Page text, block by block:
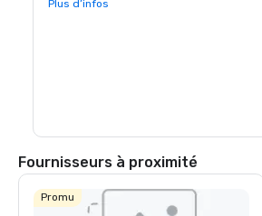
suspension bridge is known for its
Plus d’infos
Fournisseurs à proximité
Promu